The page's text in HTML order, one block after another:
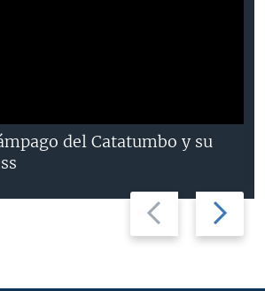
Previous
slide
Next
slide
del Catatumbo y su